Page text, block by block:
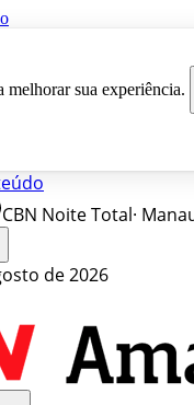
melhorar sua experiência.
CBN Noite Total·
de 2026